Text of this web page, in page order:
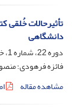
تأثیرحالات خُلقی
دانشگاهی
دوره 22، شماره 1، خرداد 1390، صفحه
فائزه فرهودی؛
مشاهده مقاله